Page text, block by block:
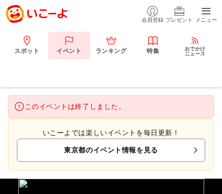
会員登録 プレゼント メニュー
スポット イベント ランキング 特集
おでかけ
ニュース
このイベントは終了しました。
いこーよでは楽しいイベントを毎日更新！
東京都のイベント情報を見る